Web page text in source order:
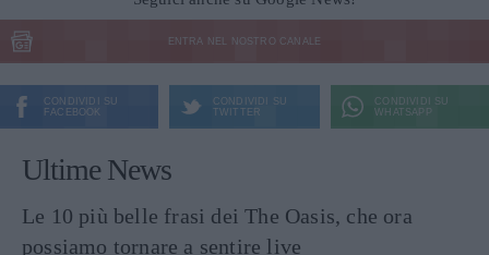
ENTRA NEL NOSTRO CANALE
CONDIVIDI SU
FACEBOOK
CONDIVIDI SU
TWITTER
CONDIVIDI SU
WHATSAPP
Ultime News
Le 10 più belle frasi dei The Oasis, che ora
possiamo tornare a sentire live